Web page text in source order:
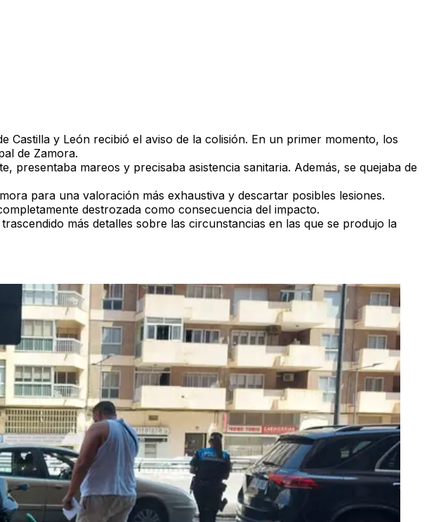
Castilla y León recibió el aviso de la colisión. En un primer momento, los
de Zamora.
presentaba mareos y precisaba asistencia sanitaria. Además, se quejaba de
para una valoración más exhaustiva y descartar posibles lesiones.
destrozada como consecuencia del impacto.
más detalles sobre las circunstancias en las que se produjo la